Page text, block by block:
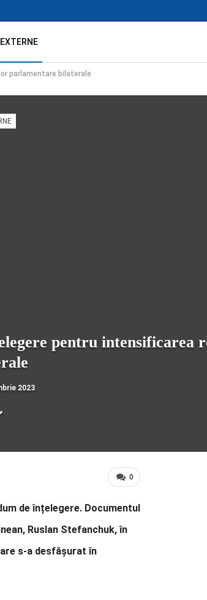
EXTERNE
parlamentare bilaterale
pentru
2023
0
de înțelegere. Documentul
Ruslan Stefanchuk, în
s-a desfășurat în